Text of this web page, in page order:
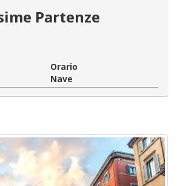
Partenze
Orario
Nave